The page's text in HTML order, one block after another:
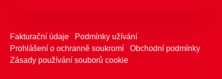
Fakturační údaje
Podmínky užívání
Prohlášení o ochranně soukromí
Obchodní podmínky
Zásady používání souborů cookie